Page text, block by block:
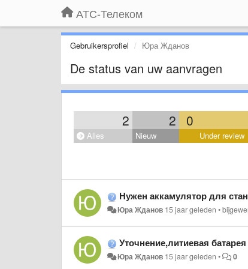
АТС-Телеком
Gebruikersprofiel Юра Жданов
De status van uw aanvragen
2 2 0
Alles Nieuw Under review
Нужен аккамулятор для
Юра Жданов 15 jaar geleden •
Уточнение,литиевая
Юра Жданов 15 jaar geleden • 0